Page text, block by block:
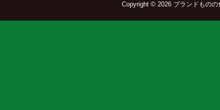
Copyright © 2026 ブランドもの